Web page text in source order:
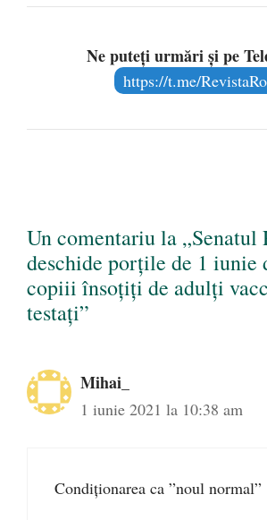
Ne puteți urmări și pe
https://t.me/
Un comentariu la „Senatul
deschide porțile de 1 iunie
copiii însoțiți de adulți
testați”
Mihai_
1 iunie 2021 la 10:38 am
Condiționarea ca ”noul normal”